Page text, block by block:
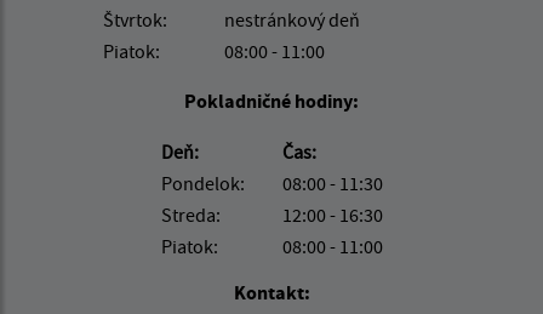
Štvrtok:
nestránkový deň
Piatok:
08:00 - 11:00
Pokladničné hodiny:
Deň:
Čas:
Pondelok:
08:00 - 11:30
Streda:
12:00 - 16:30
Piatok:
08:00 - 11:00
Kontakt: